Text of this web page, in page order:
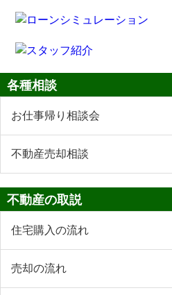
各種相談
お仕事帰り相談会
不動産売却相談
不動産の取説
住宅購入の流れ
売却の流れ